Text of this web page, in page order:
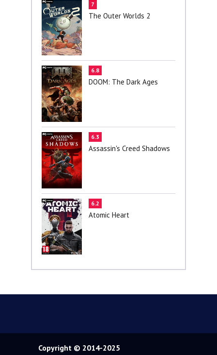
7
The Outer Worlds 2
6.8
DOOM: The Dark Ages
6.3
Assassin's Creed Shadows
6.2
Atomic Heart
Copyright © 2014-2025